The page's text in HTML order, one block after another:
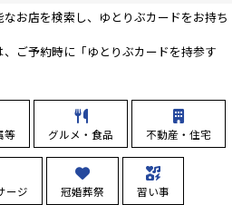
お店を検索し、ゆとりぶカードをお持ち
ご予約時に「ゆとりぶカードを持参す
等 グルメ・食品 不動産・住宅
ージ 冠婚葬祭 習い事